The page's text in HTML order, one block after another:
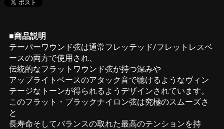
■商品説明
テーパーワウンド弦は通常フレッテッド/フレットレスベ
ースの両方で使用され、
伝統的なフラットワウンド弦が持つ深みや
アップライトベースのアタック音で聴けるようなヴィン
テージなトーンが得られるようデザインされています。
このフラット・ブラックナイロン弦は究極のスムーズさ
と
長寿命そしてバランスの取れた最高のテンションを持